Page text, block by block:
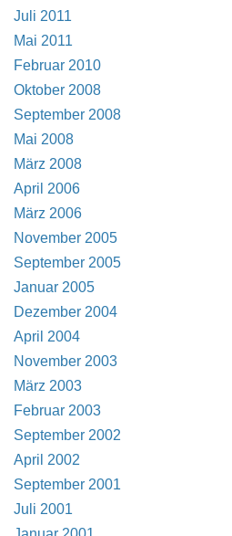
Juli 2011
Mai 2011
Februar 2010
Oktober 2008
September 2008
Mai 2008
März 2008
April 2006
März 2006
November 2005
September 2005
Januar 2005
Dezember 2004
April 2004
November 2003
März 2003
Februar 2003
September 2002
April 2002
September 2001
Juli 2001